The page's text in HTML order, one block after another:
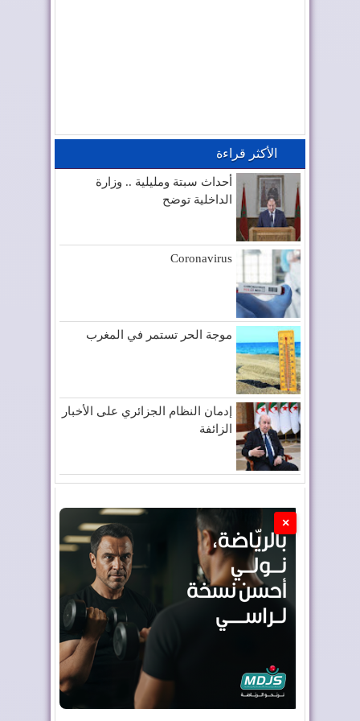
الأكثر قراءة
أحداث سبتة ومليلية .. وزارة
الداخلية توضح
Coronavirus
موجة الحر تستمر في المغرب
إدمان النظام الجزائري على الأخبار
الزائفة
×